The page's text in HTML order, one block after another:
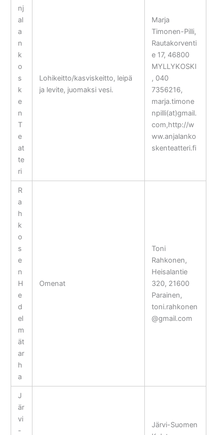
nj
al
a
n
k
o
s
k
e
n
T
e
at
te
ri
Lohikeitto/kasviskeitto, leipä
ja levite, juomaksi vesi.
Marja
Timonen-Pilli,
Rautakorventi
e 17, 46800
MYLLYKOSKI
, 040
7356216,
marja.timone
npilli(at)gmail.
com,http://w
ww.anjalanko
skenteatteri.fi
R
a
h
k
o
s
e
n
H
e
d
el
m
ät
ar
h
a
Omenat
Toni
Rahkonen,
Heisalantie
320, 21600
Parainen,
toni.rahkonen
@gmail.com
J
är
vi
-
Järvi-Suomen